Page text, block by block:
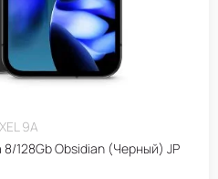
9A
128Gb Obsidian (Черный) JP